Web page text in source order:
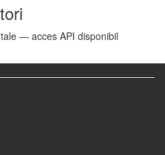
— acces API disponibil